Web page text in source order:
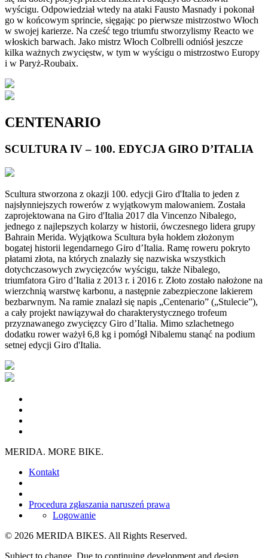
wyścigu. Odpowiedział wtedy na ataki Fausto Masnady i pokonał
go w końcowym sprincie, sięgając po pierwsze mistrzostwo Włoch
w swojej karierze. Na cześć tego triumfu stworzylismy Reacto we
włoskich barwach. Jako mistrz Włoch Colbrelli odniósł jeszcze
kilka ważnych zwycięstw, w tym w wyścigu o mistrzostwo Europy
i w Paryż-Roubaix.
CENTENARIO
SCULTURA IV – 100. EDYCJA GIRO D’ITALIA
Scultura stworzona z okazji 100. edycji Giro d'Italia to jeden z
najsłynniejszych rowerów z wyjątkowym malowaniem. Została
zaprojektowana na Giro d'Italia 2017 dla Vincenzo Nibalego,
jednego z najlepszych kolarzy w historii, ówczesnego lidera grupy
Bahrain Merida. Wyjątkowa Scultura była hołdem złożonym
bogatej historii legendarnego Giro d’Italia. Ramę roweru pokryto
płatami złota, na których znalazły się nazwiska wszystkich
dotychczasowych zwycięzców wyścigu, także Nibalego,
triumfatora Giro d’Italia z 2013 r. i 2016 r. Złoto zostało nałożone na
wierzchnią warstwę karbonu, a następnie zabezpieczone lakierem
bezbarwnym. Na ramie znalazł się napis „Centenario” („Stulecie”),
a cały projekt nawiązywał do charakterystycznego trofeum
przyznawanego zwycięzcy Giro d’Italia. Mimo szlachetnego
dodatku rower ważył 6,8 kg i pomógł Nibalemu stanąć na podium
setnej edycji Giro d'Italia.
MERIDA. MORE BIKE.
Kontakt
Procedura zgłaszania naruszeń prawa
Logowanie
© 2026 MERIDA BIKES. All Rights Reserved.
Subject to change. Due to continuing development and design,